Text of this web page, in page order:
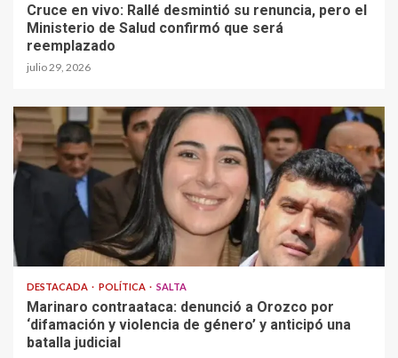
Cruce en vivo: Rallé desmintió su renuncia, pero el
Ministerio de Salud confirmó que será
reemplazado
julio 29, 2026
DESTACADA POLÍTICA SALTA
Marinaro contraataca: denunció a Orozco por
‘difamación y violencia de género’ y anticipó una
batalla judicial